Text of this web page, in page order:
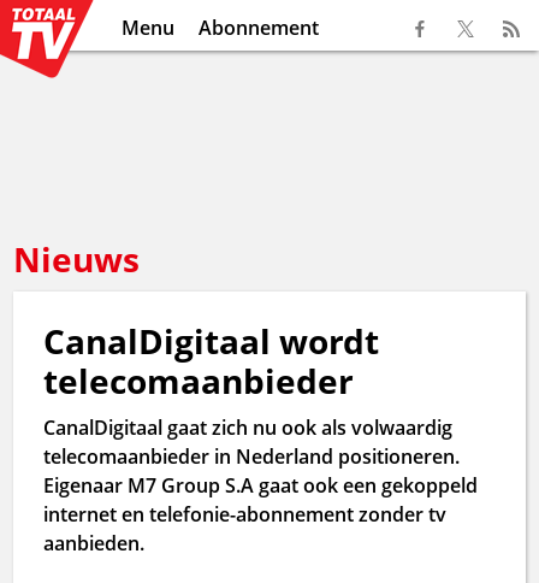
Menu Abonnement
Nieuws
CanalDigitaal wordt
telecomaanbieder
CanalDigitaal gaat zich nu ook als volwaardig
telecomaanbieder in Nederland positioneren.
Eigenaar M7 Group S.A gaat ook een gekoppeld
internet en telefonie-abonnement zonder tv
aanbieden.